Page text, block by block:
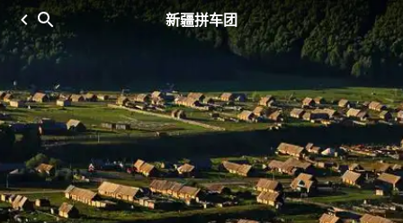
新疆拼车团